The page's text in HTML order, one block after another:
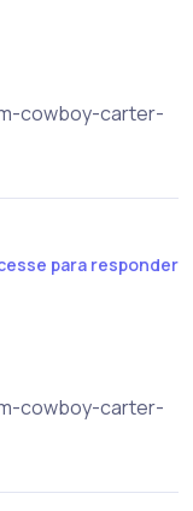
cowboy-carter-
para responder
cowboy-carter-